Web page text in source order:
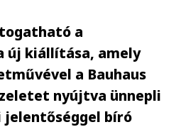
a
új kiállítása, amely
a Bauhaus
nyújtva ünnepli
bíró